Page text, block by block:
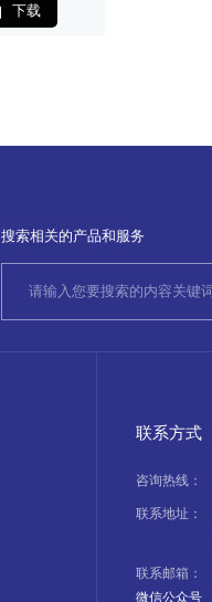
下载
搜索相关的产品和服务
联系方式
咨询热线：
联系地址：
联系邮箱：
微信公众号